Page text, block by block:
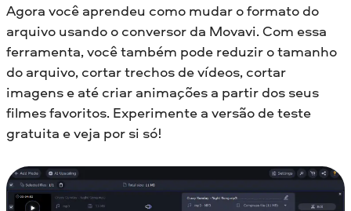
Agora você aprendeu como mudar o formato do
arquivo usando o conversor da Movavi. Com essa
ferramenta, você também pode reduzir o tamanho
do arquivo, cortar trechos de vídeos, cortar
imagens e até criar animações a partir dos seus
filmes favoritos. Experimente a versão de teste
gratuita e veja por si só!